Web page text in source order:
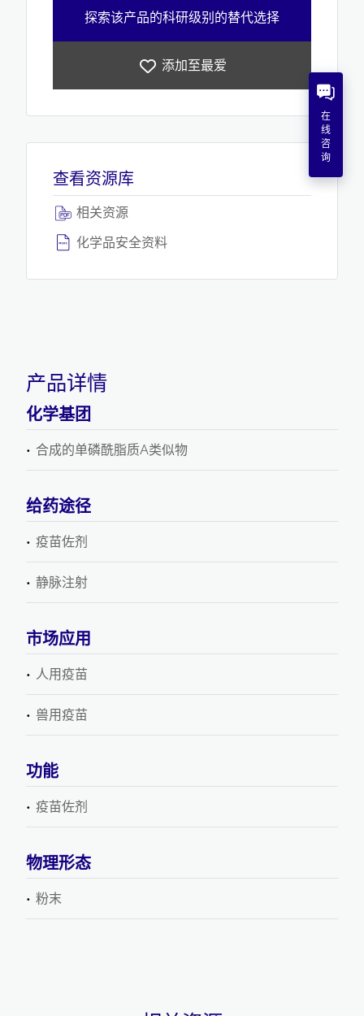
探索该产品的科研级别的替代选择
添加至最爱
查看资源库
相关资源
化学品安全资料
产品详情
化学基团
合成的单磷酰脂质A类似物
给药途径
疫苗佐剂
静脉注射
市场应用
人用疫苗
兽用疫苗
功能
疫苗佐剂
物理形态
粉末
在
线
咨
询